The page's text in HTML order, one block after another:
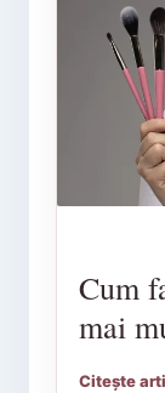
Cum
mai
Citește